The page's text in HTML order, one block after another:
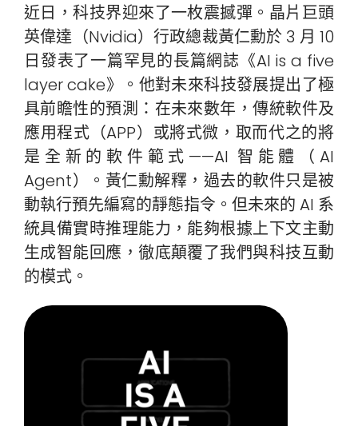
近日，科技界迎來了一枚震撼彈。晶片巨頭
英偉達（Nvidia）行政總裁黃仁勳於 3 月 10
日發表了一篇罕見的長篇網誌《AI is a five
layer cake》。他對未來科技發展提出了極
具前瞻性的預測：在未來數年，傳統軟件及
應用程式（APP）或將式微，取而代之的將
是全新的軟件範式——AI 智能體（AI
Agent）。黃仁勳解釋，過去的軟件只是被
動執行預先編寫的靜態指令。但未來的 AI 系
統具備實時推理能力，能夠根據上下文主動
生成智能回應，徹底顛覆了我們與科技互動
的模式。